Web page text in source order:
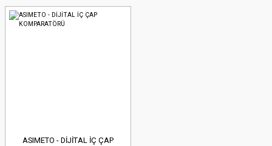
ASIMETO - DİJİTAL İÇ ÇAP